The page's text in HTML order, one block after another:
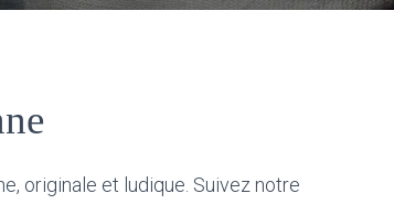
originale et ludique. Suivez notre